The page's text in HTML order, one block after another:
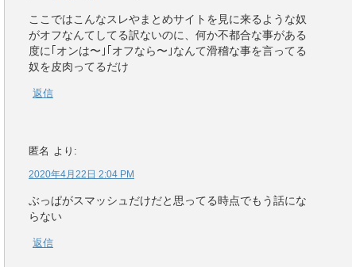
ここではこんなスレやまとめサイトを見に来るような奴
がオフなんてしてる訳ないのに、何か不都合な事がある
度に｢オンは〜｣｢オフなら〜｣なんて滑稽な事を言ってる
奴を皮肉ってるだけ
返信
匿名 より:
2020年4月22日 2:04 PM
ぶっぱがスマッシュだけだと思ってる時点でもう話にな
らない
返信